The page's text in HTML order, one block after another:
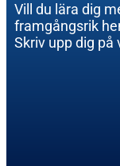
Vill du lära dig
framgångsrik
Skriv upp dig på